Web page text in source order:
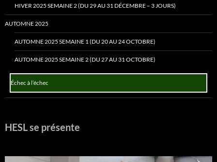
HIVER 2025 SEMAINE 2 (DU 29 AU 31 DÉCEMBRE – 3 JOURS)
AUTOMNE 2025
AUTOMNE 2025 SEMAINE 1 (DU 20 AU 24 OCTOBRE)
AUTOMNE 2025 SEMAINE 2 (DU 27 AU 31 OCTOBRE)
Échec à l’échec
HESL se présente